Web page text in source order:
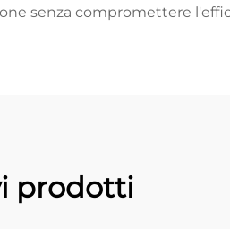
senza compromettere
prodotti